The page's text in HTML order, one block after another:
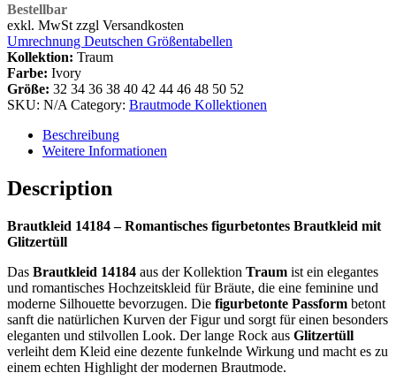
Bestellbar
exkl. MwSt zzgl Versandkosten
Umrechnung Deutschen Größentabellen
Kollektion: Traum
Farbe: Ivory
Größe: 32 34 36 38 40 42 44 46 48 50 52
SKU: N/A Category: Brautmode Kollektionen
Beschreibung
Weitere Informationen
Description
Brautkleid 14184 – Romantisches figurbetontes Brautkleid mit
Glitzertüll
Das Brautkleid 14184 aus der Kollektion Traum ist ein elegantes
und romantisches Hochzeitskleid für Bräute, die eine feminine und
moderne Silhouette bevorzugen. Die figurbetonte Passform betont
sanft die natürlichen Kurven der Figur und sorgt für einen besonders
eleganten und stilvollen Look. Der lange Rock aus Glitzertüll
verleiht dem Kleid eine dezente funkelnde Wirkung und macht es zu
einem echten Highlight der modernen Brautmode.